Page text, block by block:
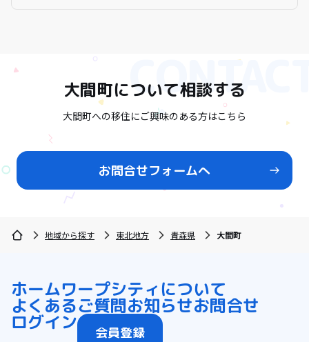
大間町について相談する
大間町への移住にご興味のある方はこちら
お問合せフォームへ
地域から探す 東北地方 青森県 大間町
ホームワープシティについて
よくあるご質問お知らせお問合せ
ログイン 会員登録